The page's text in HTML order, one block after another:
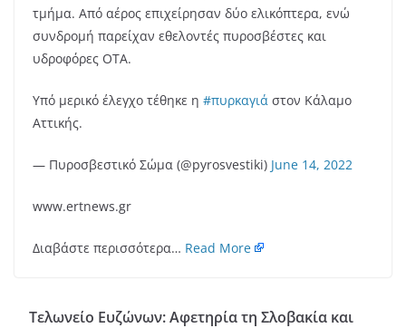
τμήμα. Από αέρος επιχείρησαν δύο ελικόπτερα, ενώ
συνδρομή παρείχαν εθελοντές πυροσβέστες και
υδροφόρες ΟΤΑ.
Υπό μερικό έλεγχο τέθηκε η #πυρκαγιά στον Κάλαμο
Αττικής.
— Πυροσβεστικό Σώμα (@pyrosvestiki) June 14, 2022
www.ertnews.gr
Διαβάστε περισσότερα… Read More
Τελωνείο Ευζώνων: Αφετηρία τη Σλοβακία και